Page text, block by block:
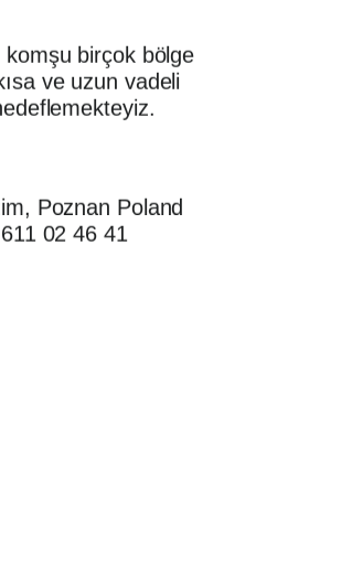
komşu birçok bölge
ve uzun vadeli
Poznan Poland
02 46 41